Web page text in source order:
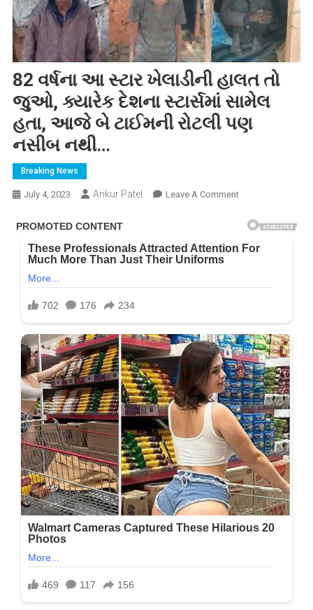
82 વર્ષના આ સ્ટાર ખેલાડીની હાલત તો
જુઓ, ક્યારેક દેશના સ્ટાર્સમાં સામેલ
હતા, આજે બે ટાઈમની રોટલી પણ
નસીબ નથી…
Breaking News
July 4, 2023 Ankur Patel Leave A CommentOn
વર્ષના
આ
હાલત
જુઓ,
ક્યારેક
દેશના
સ્ટાર્સમાં
સામેલ
હતા,
આજે
બે
ટાઈમની
રોટલી
પણ
નસીબ
નથી…